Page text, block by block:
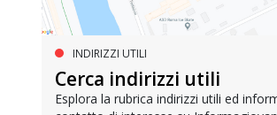
INDIRIZZI UTILI
Cerca indirizzi utili
Esplora la rubrica indirizzi utili ed